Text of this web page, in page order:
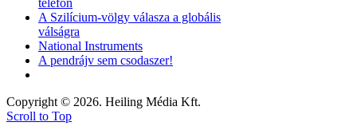
A Szilícium-völgy válasza a globális
válságra
National Instruments
A pendrájv sem csodaszer!
Copyright © 2026. Heiling Média Kft.
Scroll to Top